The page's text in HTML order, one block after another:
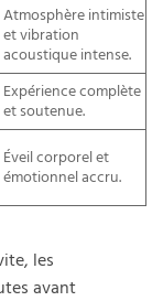
Atmosphère intimiste
et vibration
acoustique intense.
Expérience complète
et soutenue.
Éveil corporel et
émotionnel accru.
les
avant